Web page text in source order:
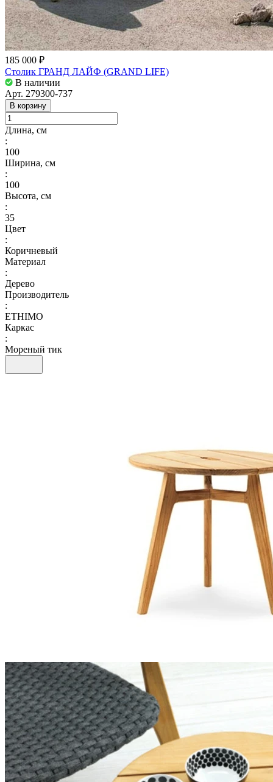
185 000 ₽
Столик ГРАНД ЛАЙФ (GRAND LIFE)
В наличии
Арт. 279300-737
В корзину
Длина, см
:
100
Ширина, см
:
100
Высота, см
:
35
Цвет
:
Коричневый
Материал
:
Дерево
Производитель
:
ETHIMO
Каркас
:
Мореный тик